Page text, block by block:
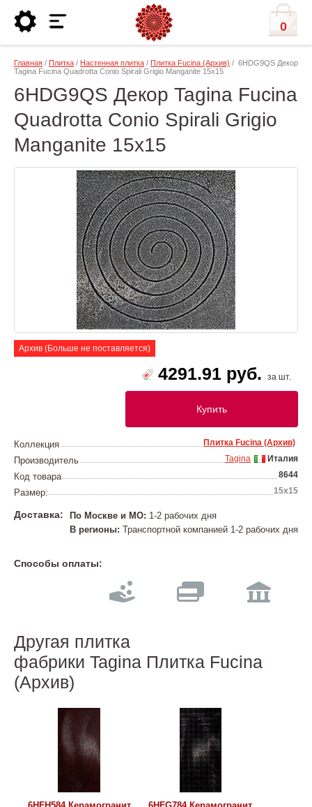
0
Главная / Плитка / Настенная плитка / Плитка Fucina (Архив) / 6HDG9QS Декор
Tagina Fucina Quadrotta Conio Spirali Grigio Manganite 15x15
6HDG9QS Декор Tagina Fucina
Quadrotta Conio Spirali Grigio
Manganite 15x15
Архив (Больше не поставляется)
4291.91 руб. за шт.
Купить
Коллекция Плитка Fucina (Архив)
Производитель Италия
Tagina
Код товара 8644
Размер: 15x15
Доставка: По Москве и МО: 1-2 рабочих дня
В регионы: Транспортной компанией 1-2 рабочих дня
Способы оплаты:
Другая плитка
фабрики Tagina Плитка Fucina
(Архив)